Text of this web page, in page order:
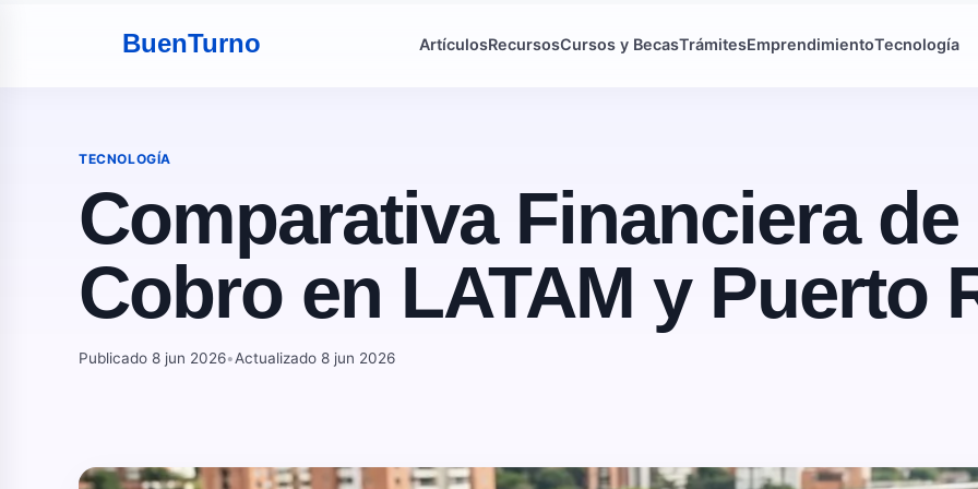
BuenTurno ArtículosRecursosCursos y BecasTrámitesEmprendimientoTecnología
TECNOLOGÍA
Comparativa Financiera
Cobro en LATAM y Puerto
Publicado 8 jun 2026•Actualizado 8 jun 2026